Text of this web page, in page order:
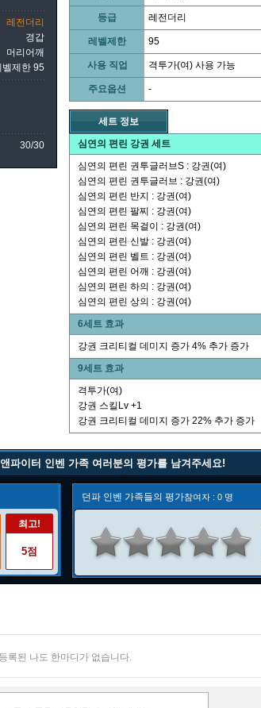
레전더리
경갑
머리어깨
벨제한 95
30/30
등급 레전더리
레벨제한 95
사용 직업 격투가(여) 사용 가능
주요옵션 -
세트 정보
심연의 편린 강권 세트
심연의 편린 권투글러브S : 강권(여)
심연의 편린 권투글러브 : 강권(여)
심연의 편린 반지 : 강권(여)
심연의 편린 팔찌 : 강권(여)
심연의 편린 목걸이 : 강권(여)
심연의 편린 신발 : 강권(여)
심연의 편린 벨트 : 강권(여)
심연의 편린 어깨 : 강권(여)
심연의 편린 하의 : 강권(여)
심연의 편린 상의 : 강권(여)
6세트 효과
강권 크리티컬 데미지 증가 4% 추가 증가
9세트 효과
격투가(여)
강권 스킬Lv +1
강권 크리티컬 데미지 증가 22% 추가 증가
파이터 인벤 가족 여러분의 평가를 남겨주세요!
최고!
5점
던파 인벤 가족들의 평가참여자 : 0 명
등록된 나도 한마디가 없습니다.